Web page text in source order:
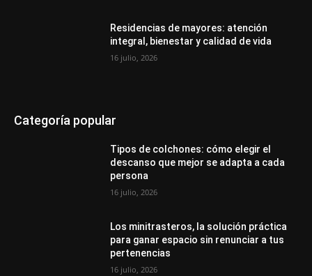
Residencias de mayores: atención
integral, bienestar y calidad de vida
16 julio, 2026
Categoría popular
Tipos de colchones: cómo elegir el
descanso que mejor se adapta a cada
persona
16 julio, 2026
Los minitrasteros, la solución práctica
para ganar espacio sin renunciar a tus
pertenencias
16 julio, 2026